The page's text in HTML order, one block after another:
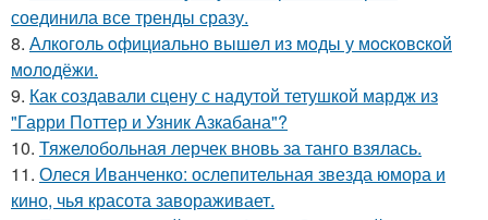
соединила все тренды сразу.
8. Алкoгoль oфициaльнo вышeл из мoды у мocкoвcкoй
мoлoдёжи.
9. Как создавали сцену с надутой тетушкой мардж из
"Гарри Поттер и Узник Азкабана"?
10. Тяжелобольная лерчек вновь за танго взялась.
11. Олеся Иванченко: ослепительная звезда юмора и
кино, чья красота завораживает.